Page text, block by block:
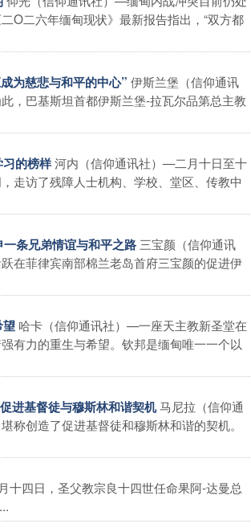
O二六年缅甸现状》最新报告指出，“双方都
为慈悲与和平的中心” 伊斯兰堡（信仰通讯
，巴基斯坦首都伊斯兰堡-拉瓦尔品第总主教
的榜样河内（信仰通讯社）—二月十日至十
走访了残障人士机构、学校、堂区、传教中
条兄弟情谊与和平之路 三宝颜（信仰通讯
在菲律宾南部棉兰老岛首府三宝颜的促进伊
望 哈卡（信仰通讯社）—一座天主教新圣堂在
有力的重生与希望。钦邦是缅甸唯一一个以
进基督徒与穆斯林和谐契机马尼拉（信仰通
创造了促进基督徒和穆斯林和谐的契机。
四日，圣父教宗良十四世任命果阿-达曼总